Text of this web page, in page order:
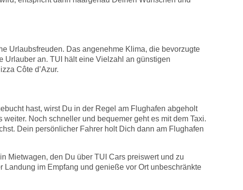
Urlaubsfreuden. Das angenehme Klima, die bevorzugte
Urlauber an. TUI hält eine Vielzahl an günstigen
Côte d’Azur.
hast, wirst Du in der Regel am Flughafen abgeholt
Noch schneller und bequemer geht es mit dem Taxi.
Dein persönlicher Fahrer holt Dich dann am Flughafen
Mietwagen, den Du über TUI Cars preiswert und zu
im Empfang und genieße vor Ort unbeschränkte